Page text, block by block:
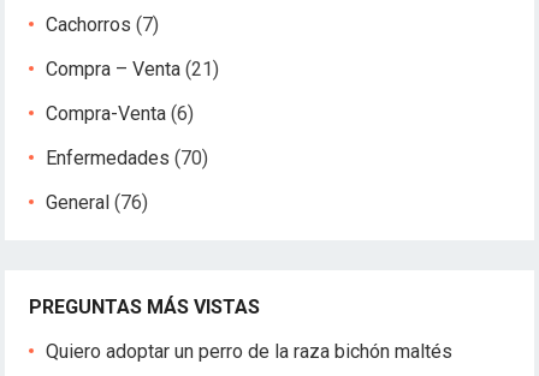
Cachorros (7)
Compra – Venta (21)
Compra-Venta (6)
Enfermedades (70)
General (76)
PREGUNTAS MÁS VISTAS
Quiero adoptar un perro de la raza bichón maltés